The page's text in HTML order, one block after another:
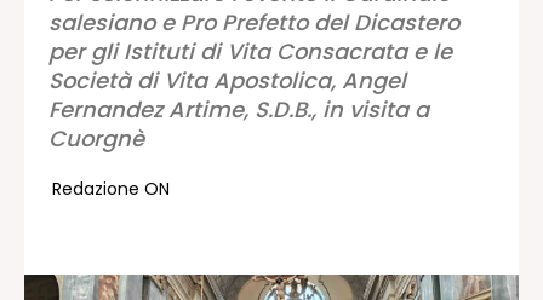
Autoregolamentazione per la
Pubblicitá Elettorale 2026
Condizioni gener. acquisto spazi
Privacy Policy
Normativa deontologica
salesiano e Pro Prefetto del Dicastero
per gli Istituti di Vita Consacrata e le
Società di Vita Apostolica, Angel
Fernandez Artime, S.D.B., in visita a
Cuorgnè
Redazione ON